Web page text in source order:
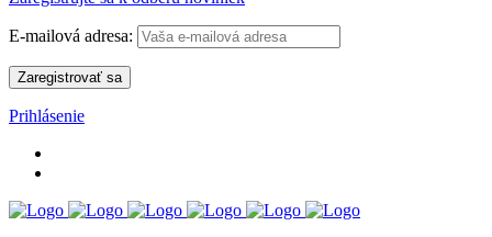
E-mailová adresa:
Prihlásenie